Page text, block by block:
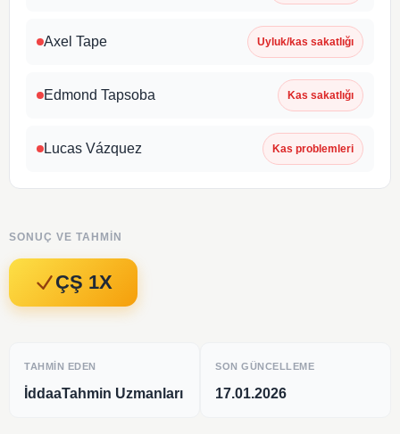
Axel Tape Uyluk/kas sakatlığı
Edmond Tapsoba Kas sakatlığı
Lucas Vázquez Kas problemleri
SONUÇ VE TAHMIN
ÇŞ 1X
TAHMIN EDEN
İddaaTahmin Uzmanları
SON GÜNCELLEME
17.01.2026